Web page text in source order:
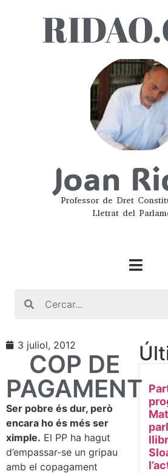
Joan
Professor de Dret
Lletrat del
3 juliol, 2012
COP DE
PAGAMENT
Ser pobre és dur, però
encara ho és més ser
ximple. El PP ha hagut
d’empassar-se un gripau
amb el copagament